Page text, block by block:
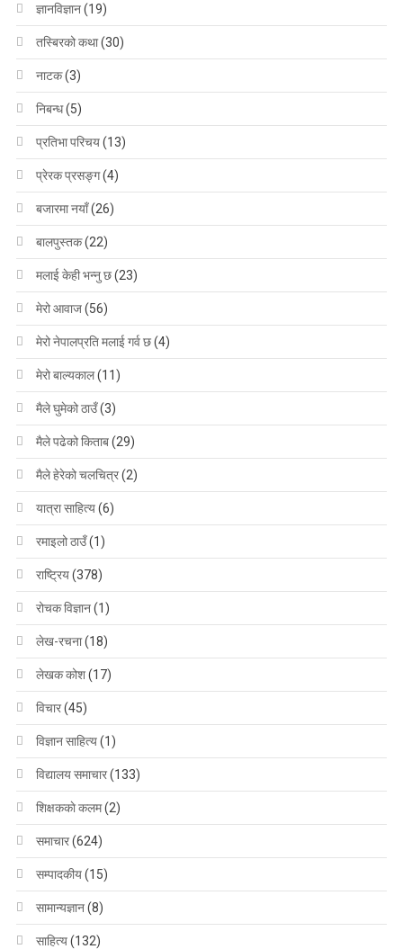
ज्ञानविज्ञान(19)
तस्बिरको कथा(30)
नाटक(3)
निबन्ध(5)
प्रतिभा परिचय(13)
प्रेरक प्रसङ्ग(4)
बजारमा नयाँ(26)
बालपुस्तक(22)
मलाई केही भन्नु छ(23)
मेरो आवाज(56)
मेरो नेपालप्रति मलाई गर्व छ(4)
मेरो बाल्यकाल(11)
मैले घुमेको ठाउँ(3)
मैले पढेको किताब(29)
मैले हेरेको चलचित्र(2)
यात्रा साहित्य(6)
रमाइलो ठाउँ(1)
राष्ट्रिय(378)
रोचक विज्ञान(1)
लेख-रचना(18)
लेखक कोश(17)
विचार(45)
विज्ञान साहित्य(1)
विद्यालय समाचार(133)
शिक्षककाे कलम(2)
समाचार(624)
सम्पादकीय(15)
सामान्यज्ञान(8)
साहित्य(132)